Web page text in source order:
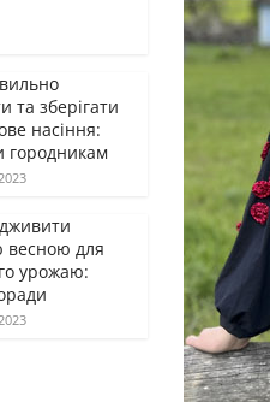
та зберігати
насіння:
городникам
для
урожаю: